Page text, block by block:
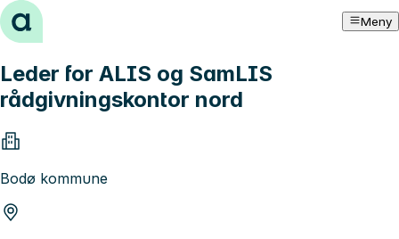
Hopp til innhold Meny
Leder for ALIS og SamLIS
rådgivningskontor nord
Bodø kommune